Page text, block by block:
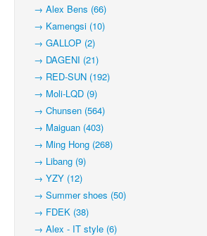
→ Alex Bens (66)
→ Kamengsi (10)
→ GALLOP (2)
→ DAGENI (21)
→ RED-SUN (192)
→ Moli-LQD (9)
→ Chunsen (564)
→ Maiguan (403)
→ Ming Hong (268)
→ Libang (9)
→ YZY (12)
→ Summer shoes (50)
→ FDEK (38)
→ Alex - IT style (6)